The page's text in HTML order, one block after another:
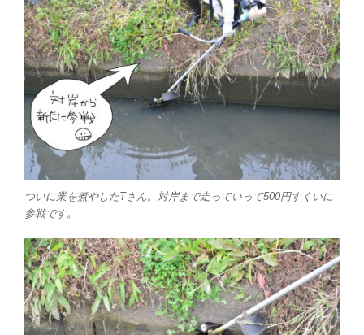
ついに業を煮やしたTさん。対岸まで走っていって500円すくいに
参戦です。